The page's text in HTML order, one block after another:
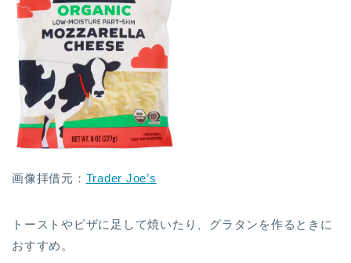
画像拝借元： Trader Joe’s
トーストやピザに足して焼いたり、グラタンを作るときに
おすすめ。